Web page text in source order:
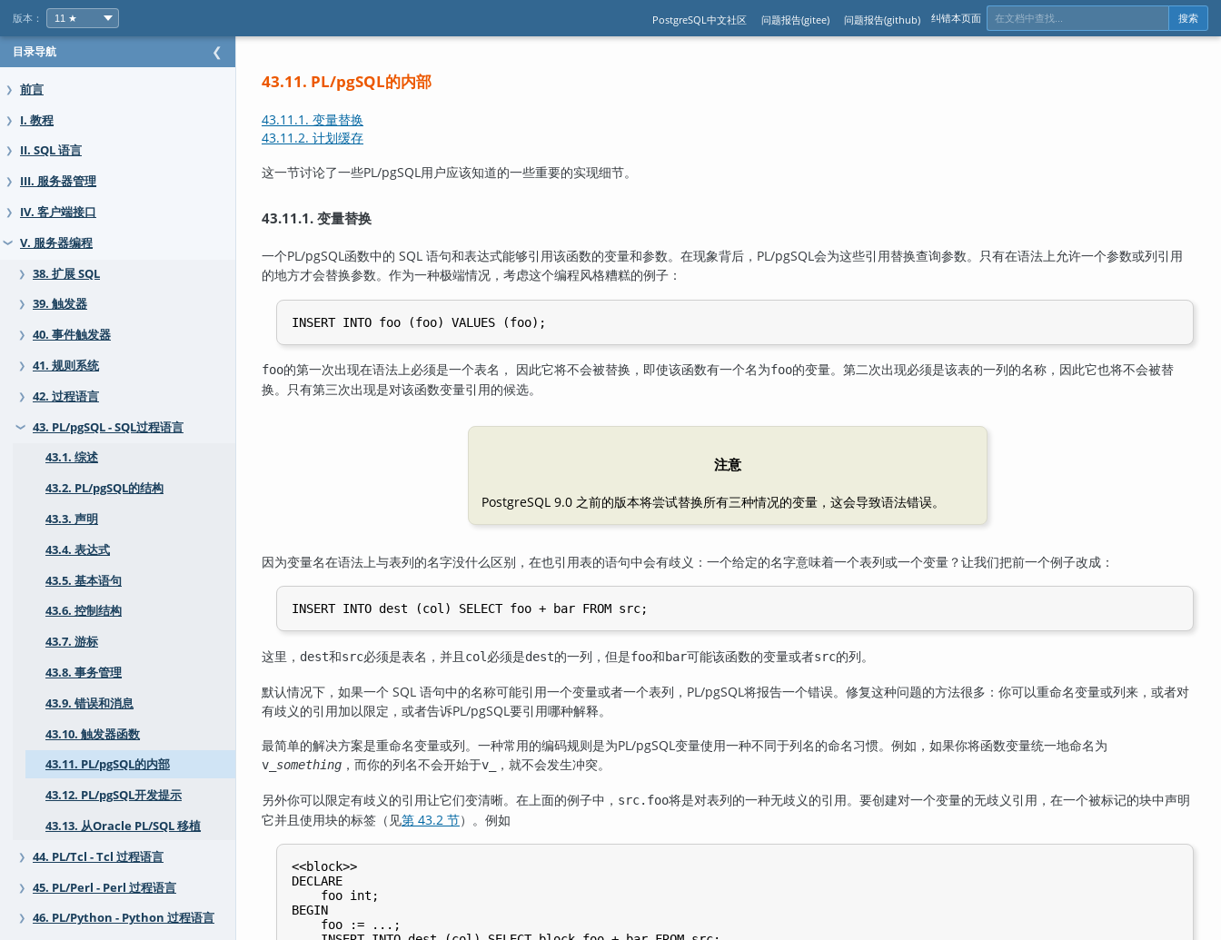
版本： PostgreSQL中文社区 问题报告(gitee) 问题报告(github) 纠错本页面 搜索
目录导航 ❮
❯ 前言
❯ I. 教程
❯ II. SQL 语言
❯ III. 服务器管理
❯ IV. 客户端接口
❯ V. 服务器编程
❯ 38. 扩展 SQL
❯ 39. 触发器
❯ 40. 事件触发器
❯ 41. 规则系统
❯ 42. 过程语言
❯
43. PL/pgSQL - SQL过程语言
43.1. 综述
43.2. PL/pgSQL的结构
43.3. 声明
43.4. 表达式
43.5. 基本语句
43.6. 控制结构
43.7. 游标
43.8. 事务管理
43.9. 错误和消息
43.10. 触发器函数
43.11. PL/pgSQL的内部
43.12. PL/pgSQL开发提示
43.13. 从Oracle PL/SQL 移植
❯ 44. PL/Tcl - Tcl 过程语言
❯ 45. PL/Perl - Perl 过程语言
❯ 46. PL/Python - Python 过程语言
43.11. PL/pgSQL的内部
43.11.1. 变量替换
43.11.2. 计划缓存
这一节讨论了一些PL/pgSQL用户应该知道的一些重要的实现细节。
43.11.1. 变量替换
一个PL/pgSQL 函数中的 SQL 语句和表达式能够引用该函数的变量和参数。在现象背后， PL/pgSQL 会为这些引用替换查询参数。只有在语法上允许一个参数或列引用
的地方才会替换参数。作为一种极端情况，考虑这个编程风格糟糕的例子：
foo的第一次出现在语法上必须是一个表名， 因此它将不会被替换，即使该函数有一个名为foo的变量。第二次出现必须是该表的一列的名称，因此它也将不会被替
换。只有第三次出现是对该函数变量引用的候选。
注意
PostgreSQL 9.0 之前的版本将尝试替换所有三种情况的变量，这会导致语法错误。
因为变量名在语法上与表列的名字没什么区别，在也引用表的语句中会有歧义：一个给定的名字意味着一个表列或一个变量？让我们把前一个例子改成：
这里， dest和src必须是表名，并且 col 必须是dest的一列，但是foo和bar可能该函数的变量或者src的列。
默认情况下，如果一个 SQL 语句中的名称可能引用一个变量或者一个表列， PL/pgSQL将报告一个错误。修复这种问题的方法很多：你可以重命名变量或列来，或者对
有歧义的引用加以限定，或者告诉PL/pgSQL要引用哪种解释。
最简单的解决方案是重命名变量或列。一种常用的编码规则是为PL/pgSQL 变量使用一种不同于列名的命名习惯。例如，如果你将函数变量统一地命名为
v_ something ，而你的列名不会开始于v_ ，就不会发生冲突。
另外你可以限定有歧义的引用让它们变清晰。在上面的例子中， src.foo将是对表列的一种无歧义的引用。要创建对一个变量的无歧义引用，在一个被标记的块中声明
它并且使用块的标签（见第 43.2 节）。例如
<<block>>
DECLARE
    foo int;
BEGIN
    foo := ...;